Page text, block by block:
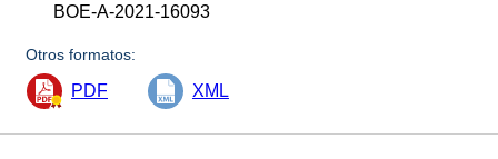
BOE-A-2021-16093
Otros formatos:
PDF XML